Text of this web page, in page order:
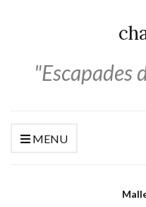
"Escapades
MENU